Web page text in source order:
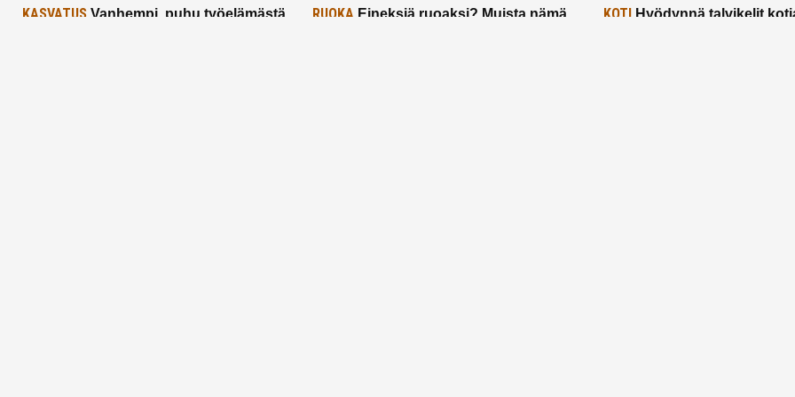
KASVATUS Vanhempi, puhu työelämästä
RUOKA Eineksiä ruoaksi? Muista nämä
KOTIHyödynnä talvikelit